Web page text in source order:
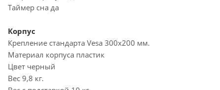
Таймер сна да
Корпус
Крепление стандарта Vesa 300х200 мм.
Материал корпуса пластик
Цвет черный
Вес 9,8 кг.